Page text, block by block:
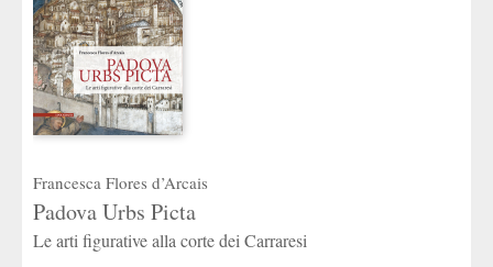
Francesca Flores d’Arcais
Padova Urbs Picta
Le arti figurative alla corte dei Carraresi